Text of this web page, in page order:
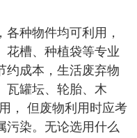
种物件均可利用，
花槽、种植袋等专业
约成本，生活废弃物
瓦罐坛、轮胎、木
， 但废物利用时应考
污染。无论选用什么